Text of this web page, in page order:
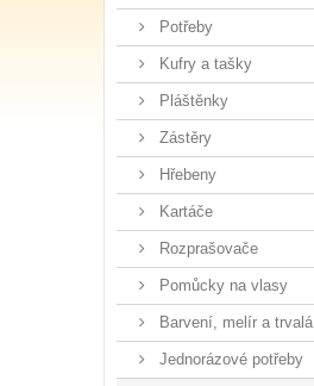
Potřeby
Kufry a tašky
Pláštěnky
Zástěry
Hřebeny
Kartáče
Rozprašovače
Pomůcky na vlasy
Barvení, melír a trvalá
Jednorázové potřeby